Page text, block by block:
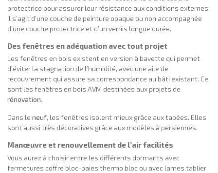
protectrice pour assurer leur résistance aux conditions externes.
Il s’agit d’une couche de peinture opaque ou non accompagnée
d’une couche protectrice et d’un vernis longue durée.
Des fenêtres en adéquation avec tout projet
Les fenêtres en bois existent en version à bavette qui permet
d’éviter la stagnation de l’humidité, avec une aile de
recouvrement qui assure sa correspondance au bâti existant. Ce
sont les fenêtres en bois AVM destinées aux projets de
rénovation.
Dans le neuf, les fenêtres isolent mieux grâce aux tapées. Elles
sont aussi très décoratives grâce aux modèles à persiennes.
Manœuvre et renouvellement de l’air facilités
Vous aurez à choisir entre les différents dormants avec
fermetures coffre bloc-baies thermo bloc ou avec lames tablier